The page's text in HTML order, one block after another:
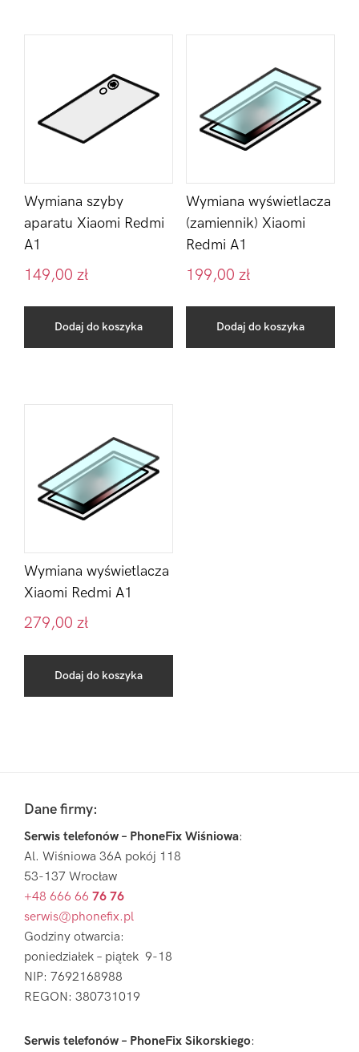
Wymiana szyby
aparatu Xiaomi Redmi
A1
149,00 zł
Dodaj do koszyka
Wymiana wyświetlacza
(zamiennik) Xiaomi
Redmi A1
199,00 zł
Dodaj do koszyka
Wymiana wyświetlacza
Xiaomi Redmi A1
279,00 zł
Dodaj do koszyka
Sidebar
FooterDane firmy:
Serwis telefonów – PhoneFix Wiśniowa:
Al. Wiśniowa 36A pokój 118
53-137 Wrocław
+48 666 66 76 76
serwis@phonefix.pl
Godziny otwarcia:
poniedziałek – piątek 9-18
NIP: 7692168988
REGON: 380731019
Serwis telefonów – PhoneFix Sikorskiego: